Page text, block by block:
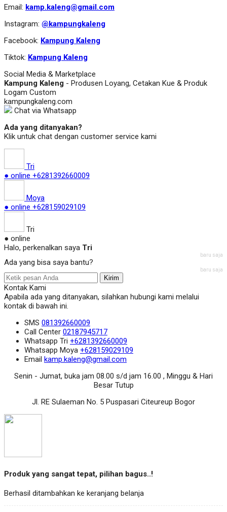
Email: kamp.kaleng@gmail.com
Instagram: @kampungkaleng
Facebook: Kampung Kaleng
Tiktok: Kampung Kaleng
Social Media & Marketplace
Kampung Kaleng - Produsen Loyang, Cetakan Kue & Produk
Logam Custom
kampungkaleng.com
Chat via Whatsapp
Ada yang ditanyakan?
Klik untuk chat dengan customer service kami
Tri
● online +6281392660009
Moya
● online +628159029109
Tri
● online
Halo, perkenalkan saya Tri
baru saja
Ada yang bisa saya bantu?
baru saja
Kirim
Kontak Kami
Apabila ada yang ditanyakan, silahkan hubungi kami melalui
kontak di bawah ini.
SMS 081392660009
Call Center 02187945717
Whatsapp Tri +6281392660009
Whatsapp Moya +628159029109
Email kamp.kaleng@gmail.com
Senin - Jumat, buka jam 08.00 s/d jam 16.00 , Minggu & Hari
Besar Tutup
Jl. RE Sulaeman No. 5 Puspasari Citeureup Bogor
Produk yang sangat tepat, pilihan bagus..!
Berhasil ditambahkan ke keranjang belanja